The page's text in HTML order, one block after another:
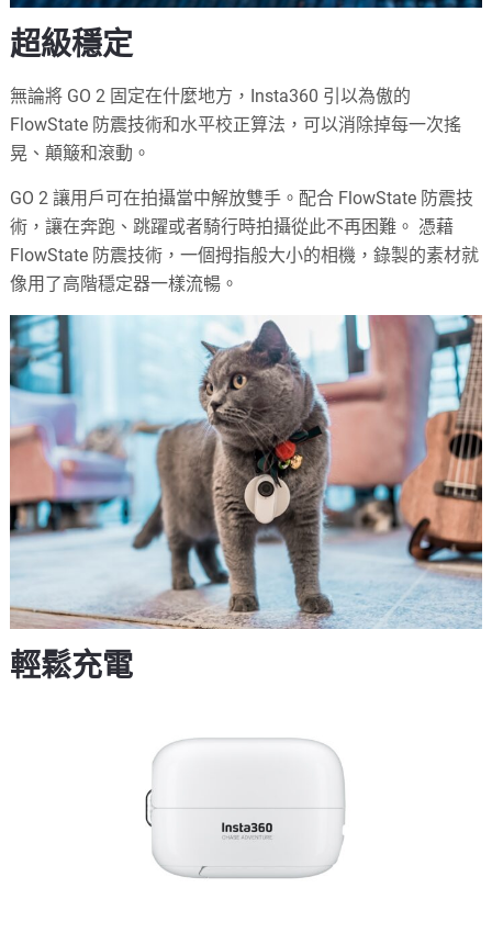
超級穩定
無論將 GO 2 固定在什麼地方，Insta360 引以為傲的
FlowState 防震技術和水平校正算法，可以消除掉每一次搖
晃、顛簸和滾動。
GO 2 讓用戶可在拍攝當中解放雙手。配合 FlowState 防震技
術，讓在奔跑、跳躍或者騎行時拍攝從此不再困難。 憑藉
FlowState 防震技術，一個拇指般大小的相機，錄製的素材就
像用了高階穩定器一樣流暢。
輕鬆充電